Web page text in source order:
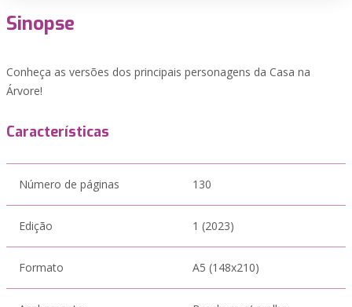
Sinopse
Conheça as versões dos principais personagens da Casa na
Árvore!
Características
Número de páginas 130
Edição 1 (2023)
Formato A5 (148x210)